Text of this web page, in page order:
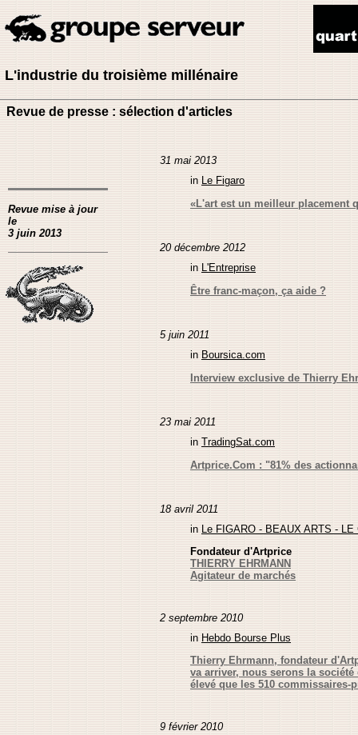
L'industrie du troisième millénaire
Revue de presse : sélection d'articles
Revue mise à jour
le
3 juin 2013
31 mai 2013
in Le Figaro
«L'art est un meilleur placement
20 décembre 2012
in L'Entreprise
Être franc-maçon, ça aide ?
5 juin 2011
in Boursica.com
Interview exclusive de Thierry
23 mai 2011
in TradingSat.com
Artprice.Com : "81% des
18 avril 2011
in Le FIGARO - BEAUX ARTS -
Fondateur d'Artprice
THIERRY EHRMANN
Agitateur de marchés
2 septembre 2010
in Hebdo Bourse Plus
Thierry Ehrmann, fondateur
va arriver, nous serons la
élevé que les 510 commissaires-
9 février 2010